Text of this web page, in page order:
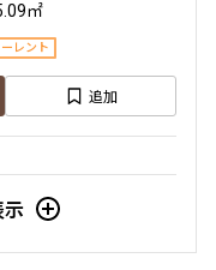
㎡
レント
追加